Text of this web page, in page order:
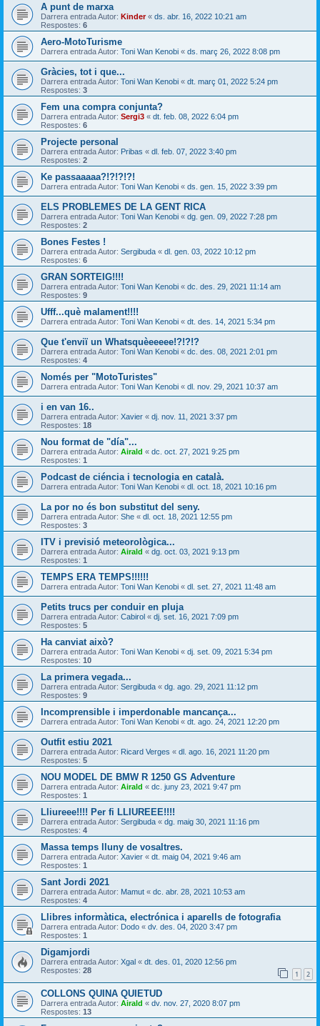
A punt de marxa
Darrera entrada Autor: Kinder« ds. abr. 16, 2022 10:21 am
Respostes: 6
Aero-MotoTurisme
Darrera entrada Autor: Toni Wan Kenobi « ds. març 26, 2022 8:08 pm
Gràcies, tot i que...
Darrera entrada Autor: Toni Wan Kenobi « dt. març 01, 2022 5:24 pm
Respostes: 3
Fem una compra conjunta?
Darrera entrada Autor: Sergi3 « dt. feb. 08, 2022 6:04 pm
Respostes: 6
Projecte personal
Darrera entrada Autor: Pribas « dl. feb. 07, 2022 3:40 pm
Respostes: 2
Ke passaaaaa?!?!?!?!
Darrera entrada Autor: Toni Wan Kenobi « ds. gen. 15, 2022 3:39 pm
ELS PROBLEMES DE LA GENT RICA
Darrera entrada Autor: Toni Wan Kenobi « dg. gen. 09, 2022 7:28 pm
Respostes: 2
Bones Festes !
Darrera entrada Autor: Sergibuda « dl. gen. 03, 2022 10:12 pm
Respostes: 6
GRAN SORTEIG!!!!
Darrera entrada Autor: Toni Wan Kenobi « dc. des. 29, 2021 11:14 am
Respostes: 9
Ufff...què malament!!!!
Darrera entrada Autor: Toni Wan Kenobi « dt. des. 14, 2021 5:34 pm
Que t'enviï un Whatsquèeeeee!?!?!?
Darrera entrada Autor: Toni Wan Kenobi « dc. des. 08, 2021 2:01 pm
Respostes: 4
Només per "MotoTuristes"
Darrera entrada Autor: Toni Wan Kenobi « dl. nov. 29, 2021 10:37 am
i en van 16..
Darrera entrada Autor: Xavier « dj. nov. 11, 2021 3:37 pm
Respostes: 18
Nou format de "día"...
Darrera entrada Autor: Airald « dc. oct. 27, 2021 9:25 pm
Respostes: 1
Podcast de ciéncia i tecnologia en català.
Darrera entrada Autor: Toni Wan Kenobi « dl. oct. 18, 2021 10:16 pm
La por no és bon substitut del seny.
Darrera entrada Autor: She « dl. oct. 18, 2021 12:55 pm
Respostes: 3
ITV i previsió meteorològica...
Darrera entrada Autor: Airald « dg. oct. 03, 2021 9:13 pm
Respostes: 1
TEMPS ERA TEMPS!!!!!!
Darrera entrada Autor: Toni Wan Kenobi « dl. set. 27, 2021 11:48 am
Petits trucs per conduir en pluja
Darrera entrada Autor: Cabirol « dj. set. 16, 2021 7:09 pm
Respostes: 5
Ha canviat això?
Darrera entrada Autor: Toni Wan Kenobi « dj. set. 09, 2021 5:34 pm
Respostes: 10
La primera vegada...
Darrera entrada Autor: Sergibuda « dg. ago. 29, 2021 11:12 pm
Respostes: 9
Incomprensible i imperdonable mancança...
Darrera entrada Autor: Toni Wan Kenobi « dt. ago. 24, 2021 12:20 pm
Outfit estiu 2021
Darrera entrada Autor: Ricard Verges « dl. ago. 16, 2021 11:20 pm
Respostes: 5
NOU MODEL DE BMW R 1250 GS Adventure
Darrera entrada Autor: Airald « dc. juny 23, 2021 9:47 pm
Respostes: 1
Lliureee!!!! Per fi LLIUREEE!!!!
Darrera entrada Autor: Sergibuda « dg. maig 30, 2021 11:16 pm
Respostes: 4
Massa temps lluny de vosaltres.
Darrera entrada Autor: Xavier « dt. maig 04, 2021 9:46 am
Respostes: 1
Sant Jordi 2021
Darrera entrada Autor: Mamut « dc. abr. 28, 2021 10:53 am
Respostes: 4
Llibres informàtica, electrónica i aparells de fotografia
Darrera entrada Autor: Dodo « dv. des. 04, 2020 3:47 pm
Respostes: 1
Digamjordi
Darrera entrada Autor: Xgal « dt. des. 01, 2020 12:56 pm
Respostes: 28 1 2
COLLONS QUINA QUIETUD
Darrera entrada Autor: Airald « dv. nov. 27, 2020 8:07 pm
Respostes: 13